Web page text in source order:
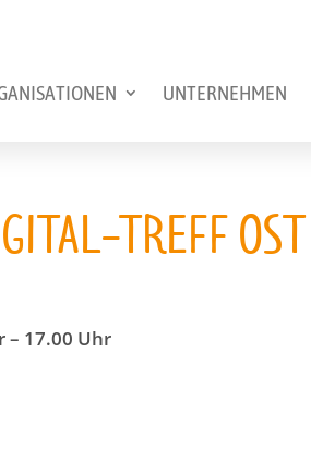
UNTERNEHMEN
TREFF OST
– 17.00 Uhr